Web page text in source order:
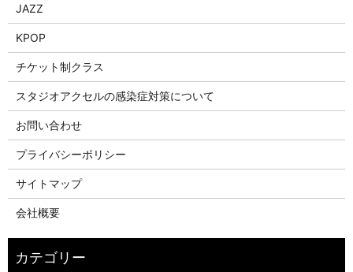
JAZZ
KPOP
チケット制クラス
スタジオアクセルの感染症対策について
お問い合わせ
プライバシーポリシー
サイトマップ
会社概要